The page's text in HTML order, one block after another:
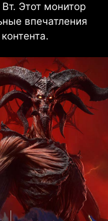
Этот монитор
впечатления